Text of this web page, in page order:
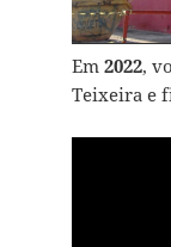
Em 2022,
Teixeira e